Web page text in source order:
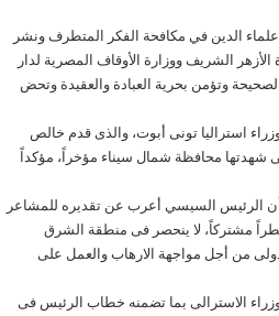
الدين في مكافحة الفكر المتطرف ونشر
الشريف ووزارة الأوقاف المصرية لدار
الصحيحة وتؤمن بحرية العبادة والعقيدة وتحض
استراليا تونى أبوت، والذى قدم خالص
شهدتها محافظة شمال سيناء مؤخراً، مؤكداً
الرئيس السيسي أعرب عن تقديره للمشاعر
خطراً مشتركاً، لا ينحصر فى منطقة الشرق
من أجل مواجهة الارهاب والعمل على
الاسترالى بما تضمنه خطاب الرئيس فى